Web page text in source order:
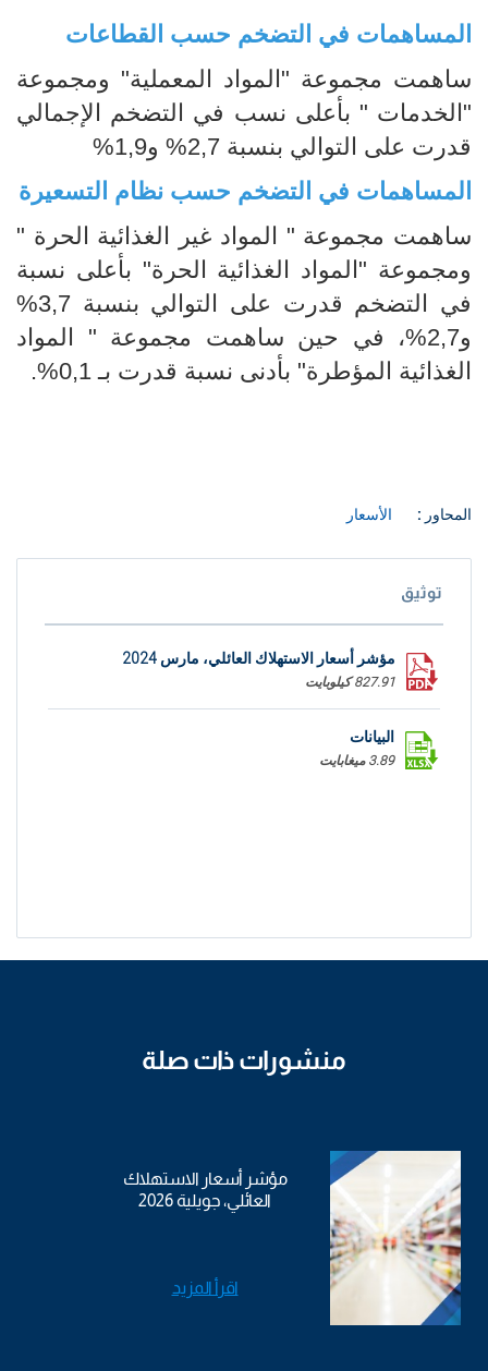
المساهمات في التضخم حسب القطاعات
ساهمت مجموعة "المواد المعملية" ومجموعة
"الخدمات " بأعلى نسب في التضخم الإجمالي
قدرت على التوالي بنسبة 2,7% و1,9%
المساهمات في التضخم حسب نظام التسعيرة
ساهمت مجموعة " المواد غير الغذائية الحرة "
ومجموعة "المواد الغذائية الحرة" بأعلى نسبة
في التضخم قدرت على التوالي بنسبة 3,7%
و2,7%، في حين ساهمت مجموعة " المواد
الغذائية المؤطرة" بأدنى نسبة قدرت بـ 0,1%.
المحاور : الأسعار
توثيق
مؤشر أسعار الاستهلاك العائلي، مارس 2024
827.91 كيلوبايت
البيانات
3.89 ميغابايت
منشورات ذات صلة
مؤشر أسعار الاستهلاك
العائلي، جويلية 2026
اقرأ المزيد